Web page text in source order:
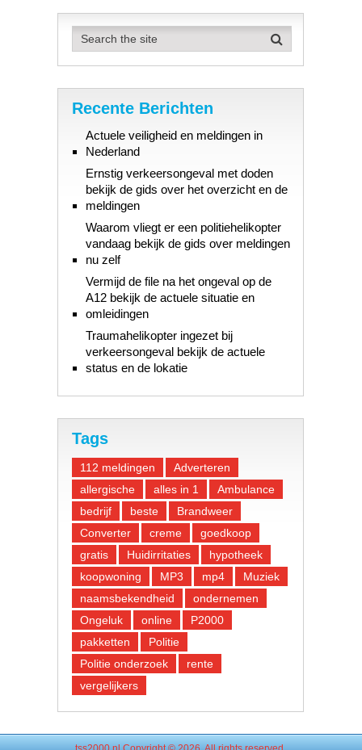
Recente Berichten
Actuele veiligheid en meldingen in
Nederland
Ernstig verkeersongeval met doden
bekijk de gids over het overzicht en de
meldingen
Waarom vliegt er een politiehelikopter
vandaag bekijk de gids over meldingen
nu zelf
Vermijd de file na het ongeval op de
A12 bekijk de actuele situatie en
omleidingen
Traumahelikopter ingezet bij
verkeersongeval bekijk de actuele
status en de lokatie
Tags
112 meldingen
Adverteren
allergische
alles in 1
Ambulance
bedrijf
beste
Brandweer
Converter
creme
goedkoop
gratis
Huidirritaties
hypotheek
koopwoning
MP3 mp4
Muziek
naamsbekendheid
ondernemen
Ongeluk
online
P2000
pakketten
Politie
Politie onderzoek
rente
vergelijkers